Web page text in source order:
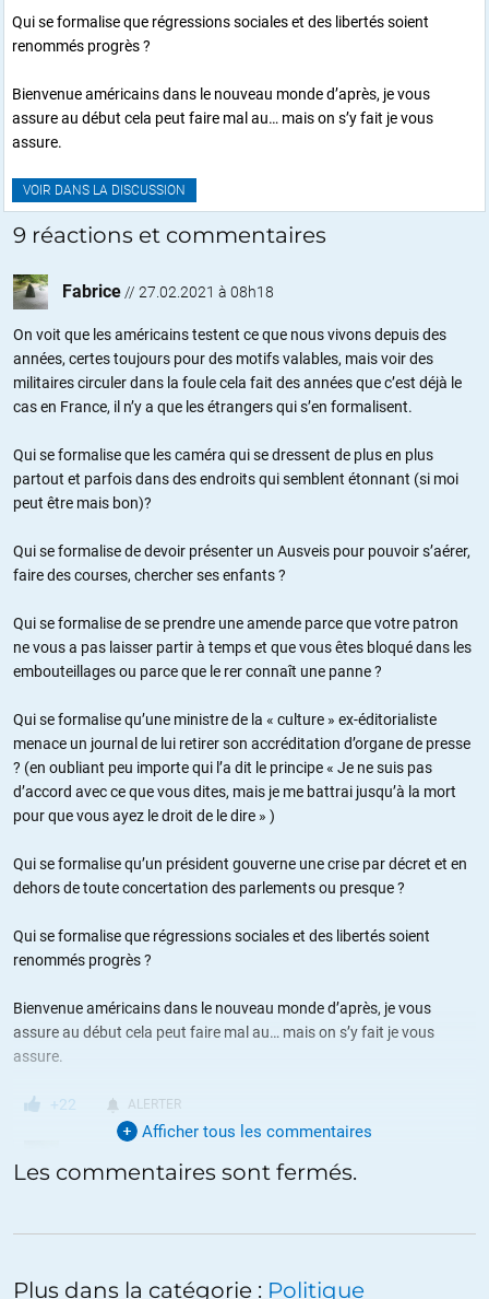
Qui se formalise que régressions sociales et des libertés soient
renommés progrès ?
Bienvenue américains dans le nouveau monde d’après, je vous
assure au début cela peut faire mal au… mais on s’y fait je vous
assure.
VOIR DANS LA DISCUSSION
9 réactions et commentaires
Fabrice // 27.02.2021 à 08h18
On voit que les américains testent ce que nous vivons depuis des
années, certes toujours pour des motifs valables, mais voir des
militaires circuler dans la foule cela fait des années que c’est déjà le
cas en France, il n’y a que les étrangers qui s’en formalisent.
Qui se formalise que les caméra qui se dressent de plus en plus
partout et parfois dans des endroits qui semblent étonnant (si moi
peut être mais bon)?
Qui se formalise de devoir présenter un Ausveis pour pouvoir s’aérer,
faire des courses, chercher ses enfants ?
Qui se formalise de se prendre une amende parce que votre patron
ne vous a pas laisser partir à temps et que vous êtes bloqué dans les
embouteillages ou parce que le rer connaît une panne ?
Qui se formalise qu’une ministre de la « culture » ex-éditorialiste
menace un journal de lui retirer son accréditation d’organe de presse
? (en oubliant peu importe qui l’a dit le principe « Je ne suis pas
d’accord avec ce que vous dites, mais je me battrai jusqu’à la mort
pour que vous ayez le droit de le dire » )
Qui se formalise qu’un président gouverne une crise par décret et en
dehors de toute concertation des parlements ou presque ?
Qui se formalise que régressions sociales et des libertés soient
renommés progrès ?
Bienvenue américains dans le nouveau monde d’après, je vous
assure au début cela peut faire mal au… mais on s’y fait je vous
assure.
+22 ALERTER
Afficher tous les commentaires
Les commentaires sont fermés.
Plus dans la catégorie : Politique